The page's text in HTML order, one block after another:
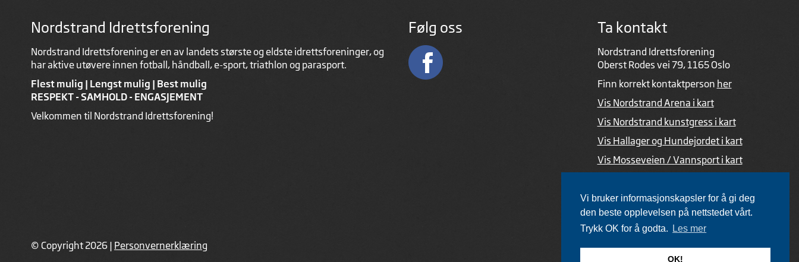
Vi bruker informasjonskapsler for å gi deg
den beste opplevelsen på nettstedet vårt.
Trykk OK for å godta.
Les mer
OK!
Nordstrand Idrettsforening
Nordstrand Idrettsforening er en av landets største og eldste idrettsforeninger, og
har aktive utøvere innen fotball, håndball, e-sport, triathlon og parasport.
Flest mulig | Lengst mulig | Best mulig
RESPEKT - SAMHOLD - ENGASJEMENT
Velkommen til Nordstrand Idrettsforening!
Følg oss Ta kontakt
Nordstrand Idrettsforening
Oberst Rodes vei 79, 1165 Oslo
Finn korrekt kontaktperson her
Vis Nordstrand Arena i kart
Vis Nordstrand kunstgress i kart
Vis Hallager og Hundejordet i kart
Vis Mosseveien / Vannsport i kart
© Copyright 2026 | Personvernerklæring Utviklet av Netlab,publiseres med eRedaktør